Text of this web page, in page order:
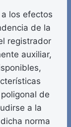
los efectos
de la
registrador
auxiliar,
de
a la
norma